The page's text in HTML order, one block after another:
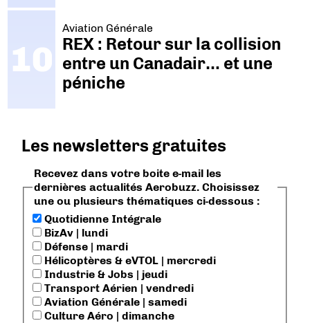
Aviation Générale
REX : Retour sur la collision
entre un Canadair… et une
péniche
Les newsletters gratuites
Recevez dans votre boite e-mail les
dernières actualités Aerobuzz. Choisissez
une ou plusieurs thématiques ci-dessous :
Quotidienne Intégrale
BizAv | lundi
Défense | mardi
Hélicoptères & eVTOL | mercredi
Industrie & Jobs | jeudi
Transport Aérien | vendredi
Aviation Générale | samedi
Culture Aéro | dimanche